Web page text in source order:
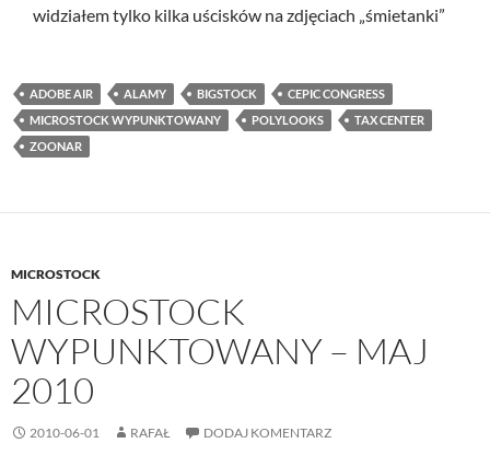
widziałem tylko kilka uścisków na zdjęciach „śmietanki”
ADOBE AIR ALAMY BIGSTOCK
CEPIC CONGRESS
MICROSTOCK WYPUNKTOWANY
POLYLOOKS
TAX CENTER
ZOONAR
MICROSTOCK
MICROSTOCK
WYPUNKTOWANY – MAJ
2010
2010-06-01 RAFAŁ DODAJ KOMENTARZ